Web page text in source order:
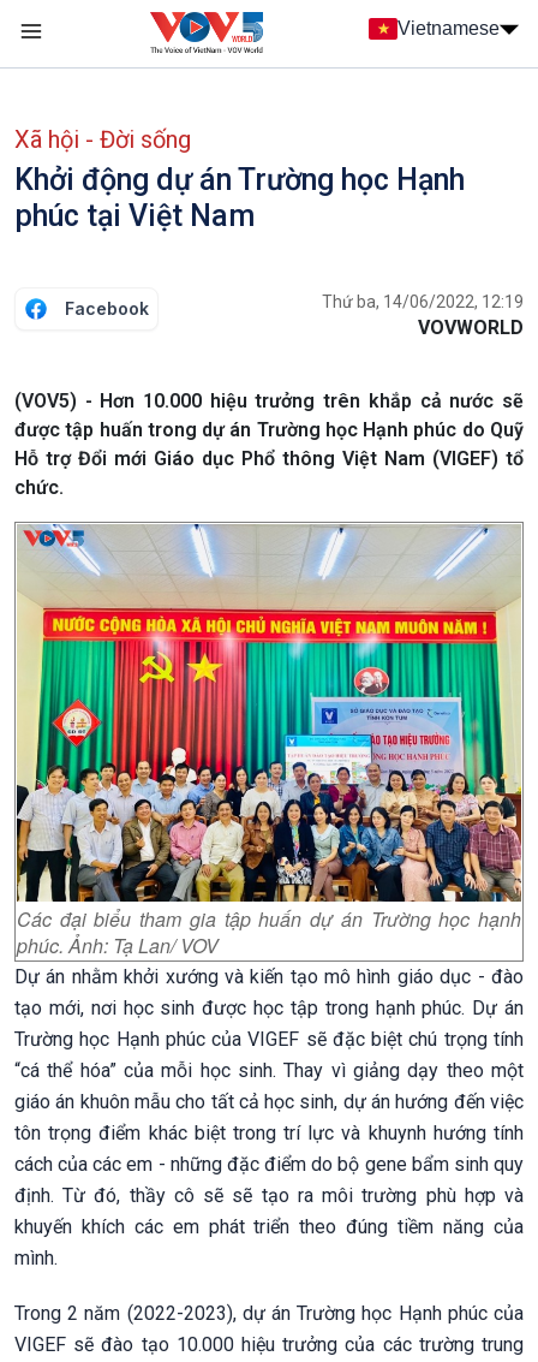
Nhảy đến nội dung
Vietnamese
Xã hội - Đời sống
Khởi động dự án Trường học Hạnh
phúc tại Việt Nam
Facebook Thứ ba, 14/06/2022, 12:19
VOVWORLD
(VOV5) - Hơn 10.000 hiệu trưởng trên khắp cả nước sẽ
được tập huấn trong dự án Trường học Hạnh phúc do Quỹ
Hỗ trợ Đổi mới Giáo dục Phổ thông Việt Nam (VIGEF) tổ
chức.
Các đại biểu tham gia tập huấn dự án Trường học hạnh
phúc. Ảnh: Tạ Lan/ VOV
Dự án nhằm khởi xướng và kiến tạo mô hình giáo dục - đào
tạo mới, nơi học sinh được học tập trong hạnh phúc. Dự án
Trường học Hạnh phúc của VIGEF sẽ đặc biệt chú trọng tính
“cá thể hóa” của mỗi học sinh. Thay vì giảng dạy theo một
giáo án khuôn mẫu cho tất cả học sinh, dự án hướng đến việc
tôn trọng điểm khác biệt trong trí lực và khuynh hướng tính
cách của các em - những đặc điểm do bộ gene bẩm sinh quy
định. Từ đó, thầy cô sẽ sẽ tạo ra môi trường phù hợp và
khuyến khích các em phát triển theo đúng tiềm năng của
mình.
Trong 2 năm (2022-2023), dự án Trường học Hạnh phúc của
VIGEF sẽ đào tạo 10.000 hiệu trưởng của các trường trung